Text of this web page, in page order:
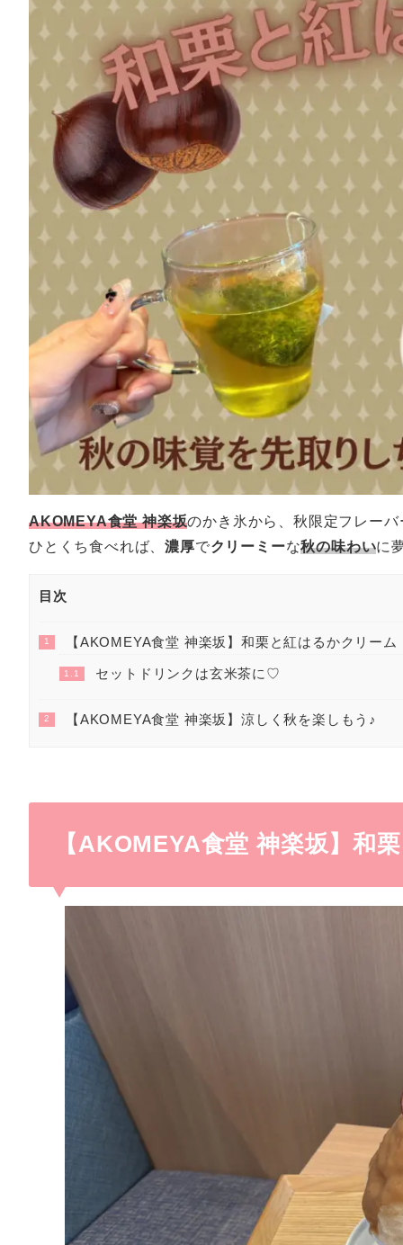
AKOMEYA食堂 神楽坂のかき氷から、秋限定フレーバ
ひとくち食べれば、濃厚でクリーミーな秋の味わいに
目次
1 【AKOMEYA食堂 神楽坂】和栗と紅はるかクリーム
1.1 セットドリンクは玄米茶に♡
2 【AKOMEYA食堂 神楽坂】涼しく秋を楽しもう♪
【AKOMEYA食堂 神楽坂】和